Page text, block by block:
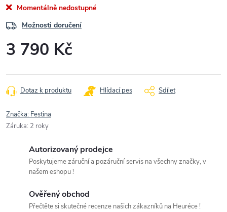
Momentálně nedostupné
Možnosti doručení
3 790 Kč
cena:
Dotaz k produktu Hlídací pes Sdílet
Značka: Festina
Záruka: 2 roky
Autorizovaný prodejce
Poskytujeme záruční a pozáruční servis na všechny značky, v
našem eshopu !
Ověřený obchod
Přečtěte si skutečné recenze našich zákazníků na Heuréce !